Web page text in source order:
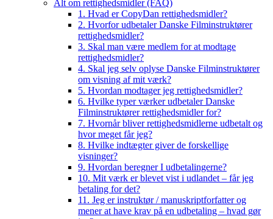
Alt om rettighedsmidler (FAQ)
1. Hvad er CopyDan rettighedsmidler?
2. Hvorfor udbetaler Danske Filminstruktører
rettighedsmidler?
3. Skal man være medlem for at modtage
rettighedsmidler?
4. Skal jeg selv oplyse Danske Filminstruktører
om visning af mit værk?
5. Hvordan modtager jeg rettighedsmidler?
6. Hvilke typer værker udbetaler Danske
Filminstruktører rettighedsmidler for?
7. Hvornår bliver rettighedsmidlerne udbetalt og
hvor meget får jeg?
8. Hvilke indtægter giver de forskellige
visninger?
9. Hvordan beregner I udbetalingerne?
10. Mit værk er blevet vist i udlandet – får jeg
betaling for det?
11. Jeg er instruktør / manuskriptforfatter og
mener at have krav på en udbetaling – hvad gør